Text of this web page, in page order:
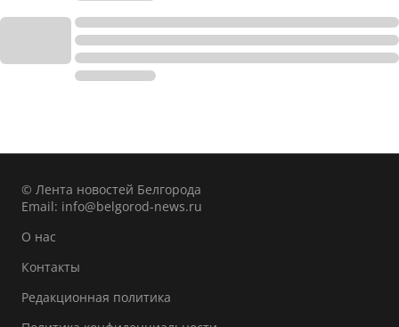
© Лента новостей Белгорода
Email: info@belgorod-news.ru
О нас
Контакты
Редакционная политика